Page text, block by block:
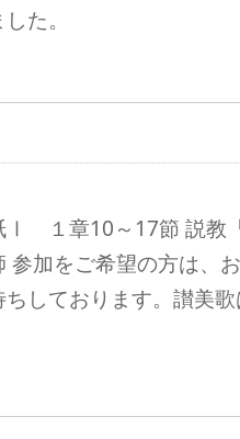
た。
１章10～17節 説教
をご希望の方は、お
しております。讃美